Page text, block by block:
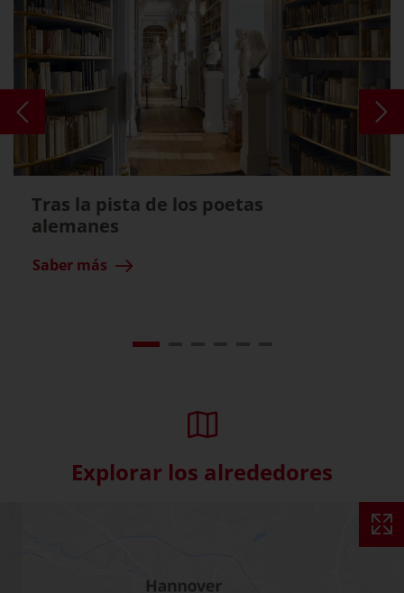
Tras la pista de los poetas
alemanes
Saber más
Explorar los alrededores
Skip interactive map (Not